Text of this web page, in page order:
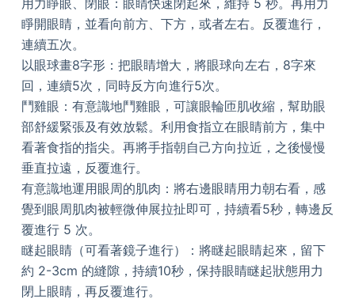
用力睜眼、閉眼：眼睛快速閉起來，維持 5 秒。再用力
睜開眼睛，並看向前方、下方，或者左右。反覆進行，
連續五次。
以眼球畫8字形：把眼睛增大，將眼球向左右，8字來
回，連續5次，同時反方向進行5次。
鬥雞眼：有意識地鬥雞眼，可讓眼輪匝肌收縮，幫助眼
部舒緩緊張及有效放鬆。利用食指立在眼睛前方，集中
看著食指的指尖。再將手指朝自己方向拉近，之後慢慢
垂直拉遠，反覆進行。
有意識地運用眼周的肌肉：將右邊眼睛用力朝右看，感
覺到眼周肌肉被輕微伸展拉扯即可，持續看5秒，轉邊反
覆進行 5 次。
瞇起眼睛（可看著鏡子進行）：將瞇起眼睛起來，留下
約 2-3cm 的縫隙，持續10秒，保持眼睛瞇起狀態用力
閉上眼睛，再反覆進行。